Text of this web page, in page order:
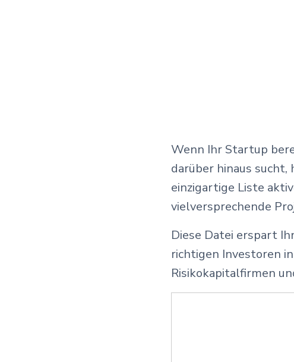
Wenn Ihr Startup
darüber hinaus
einzigartige Liste
vielversprechende
Diese Datei erspart
richtigen Investoren
Risikokapitalfirmen